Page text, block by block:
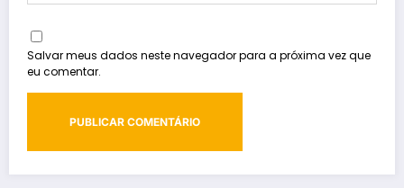
Salvar meus dados neste navegador para a próxima vez que
eu comentar.